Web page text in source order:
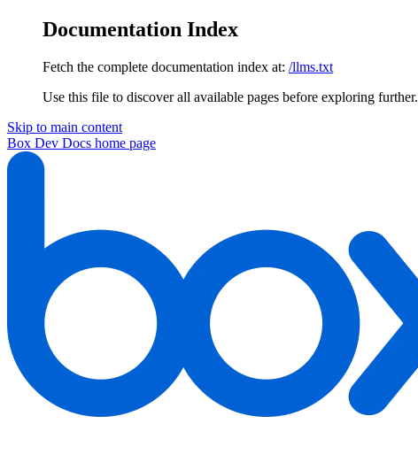
Documentation Index
Fetch the complete documentation index at: /llms.txt
Use this file to discover all available pages before exploring further.
Skip to main content
Box Dev Docs home page